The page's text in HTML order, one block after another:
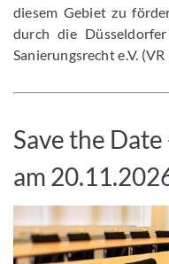
diesem Gebiet zu
durch die
Sanierungsrecht e.V.
Save the
am